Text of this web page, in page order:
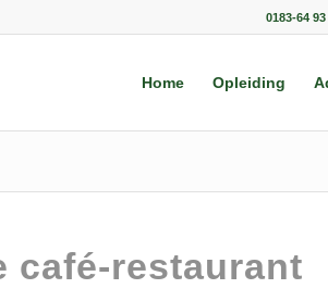
0183-64
Home Opleiding
café-restaurant